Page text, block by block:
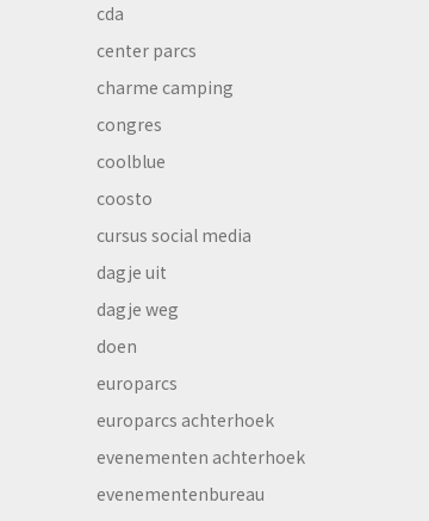
cda
center parcs
charme camping
congres
coolblue
coosto
cursus social media
dagje uit
dagje weg
doen
europarcs
europarcs achterhoek
evenementen achterhoek
evenementenbureau